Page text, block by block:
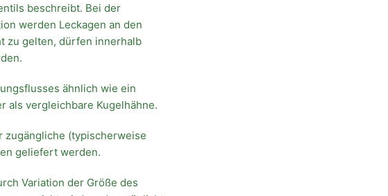
beschreibt. Bei der
werden Leckagen an den
zu gelten, dürfen innerhalb
ähnlich wie ein
als vergleichbare Kugelhähne.
zugängliche (typischerweise
geliefert werden.
Variation der Größe des